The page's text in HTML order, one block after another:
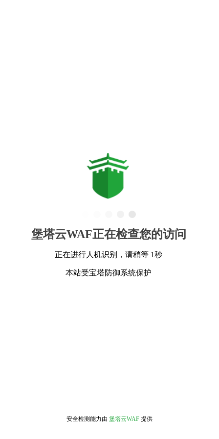
堡塔云WAF正在检查您的访问
正在进行人机识别，请稍等 1秒
本站受宝塔防御系统保护
安全检测能力由 堡塔云WAF 提供